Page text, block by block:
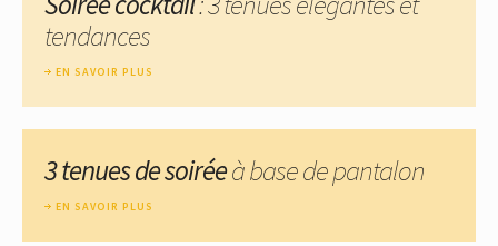
tendances
EN SAVOIR PLUS
3 tenues de soiréeà base de pantalon
EN SAVOIR PLUS